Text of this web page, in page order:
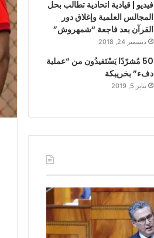
فيديو | قيادية اتحادية تطالب بحل
المجالس العلمية وإغلاق دور
القرآن بعد فاجعة “شمهروش”
ديسمبر 24, 2018
50 مُشرّدًا يَسْتَفيدُون من “عملية
دفء” بخريبكة
يناير 5, 2019